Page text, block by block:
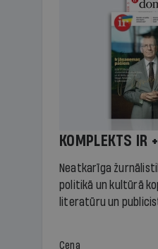
KOMPLEKTS IR
Neatkarīga
politikā un kultūrā
literatūru un
Cena